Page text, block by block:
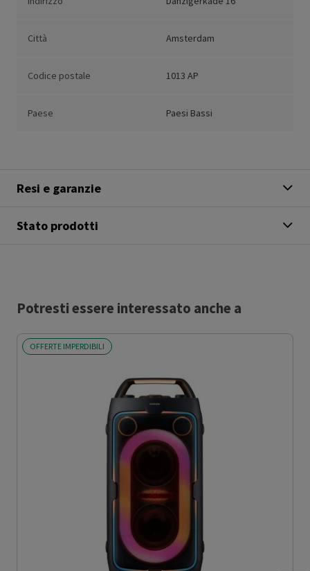
Città Amsterdam
Codice postale 1013 AP
Paese Paesi Bassi
Resi e garanzie
Stato prodotti
Potresti essere interessato anche a
OFFERTE IMPERDIBILI